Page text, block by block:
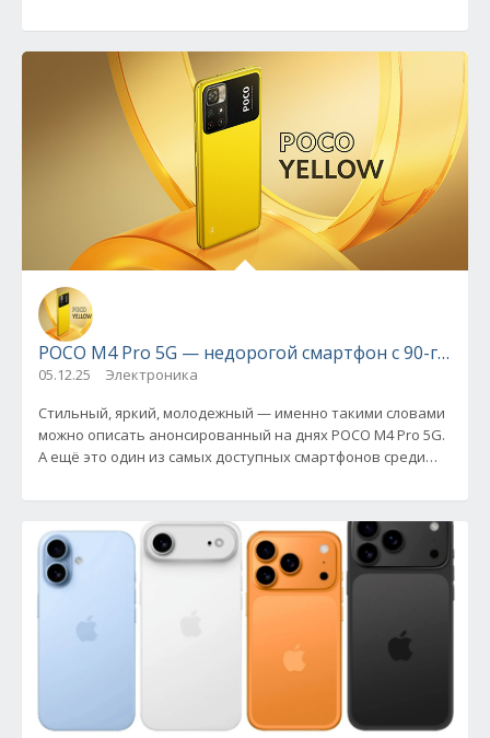
POCO M4 Pro 5G — недорогой смартфон с 90-
05.12.25
Электроника
Стильный, яркий, молодежный — именно такими словами
можно описать анонсированный на днях POCO M4 Pro 5G.
А ещё это один из самых доступных смартфонов среди